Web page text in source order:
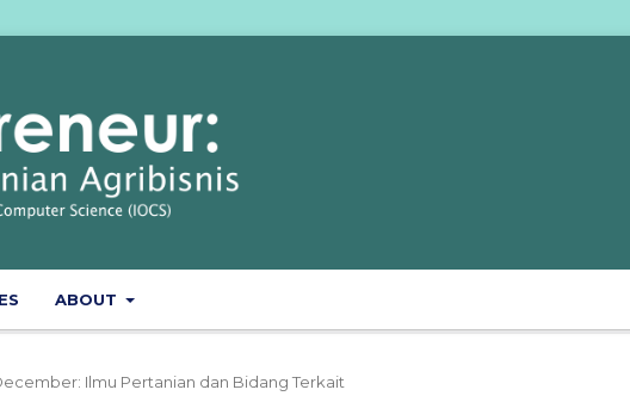
ABOUT
Ilmu Pertanian dan Bidang Terkait